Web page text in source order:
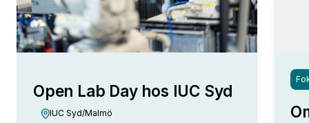
Open Lab Day hos IUC Syd
IUC Syd/Malmö